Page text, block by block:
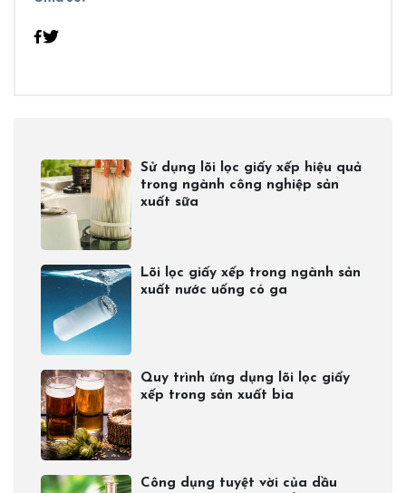
Sử dụng lõi lọc giấy xếp hiệu quả
trong ngành công nghiệp sản
xuất sữa
Lõi lọc giấy xếp trong ngành sản
xuất nước uống có ga
Quy trình ứng dụng lõi lọc giấy
xếp trong sản xuất bia
Công dụng tuyệt vời của dầu